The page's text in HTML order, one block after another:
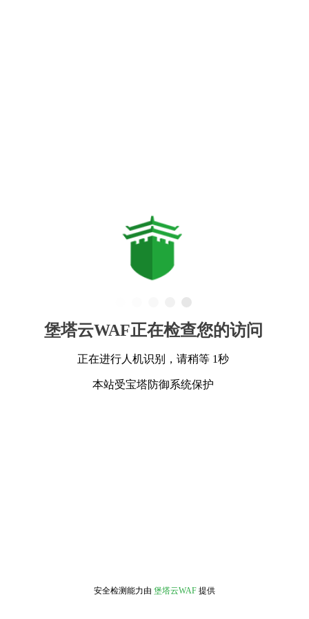
堡塔云WAF正在检查您的访问
正在进行人机识别，请稍等 1秒
本站受宝塔防御系统保护
安全检测能力由 堡塔云WAF 提供